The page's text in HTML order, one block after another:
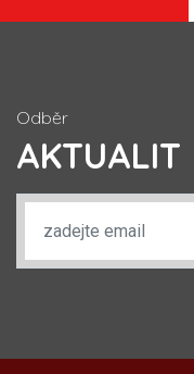
Odběr
AKTUALIT